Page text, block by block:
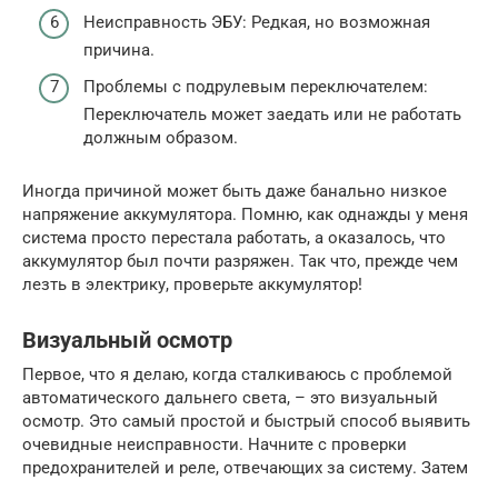
Неисправность ЭБУ: Редкая, но возможная
причина.
Проблемы с подрулевым переключателем:
Переключатель может заедать или не работать
должным образом.
Иногда причиной может быть даже банально низкое
напряжение аккумулятора. Помню, как однажды у меня
система просто перестала работать, а оказалось, что
аккумулятор был почти разряжен. Так что, прежде чем
лезть в электрику, проверьте аккумулятор!
Визуальный осмотр
Первое, что я делаю, когда сталкиваюсь с проблемой
автоматического дальнего света, – это визуальный
осмотр. Это самый простой и быстрый способ выявить
очевидные неисправности. Начните с проверки
предохранителей и реле, отвечающих за систему. Затем